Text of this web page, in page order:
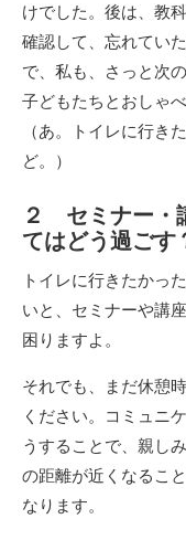
けでした。後は、教
確認して、忘れてい
で、私も、さっと次
子どもたちとおしゃ
（あ。トイレに行き
ど。）
２ セミナー・
てはどう過ごす
トイレに行きたかっ
いと、セミナーや講
困りますよ。
それでも、まだ休憩
ください。コミュニ
うすることで、親し
の距離が近くなるこ
なります。